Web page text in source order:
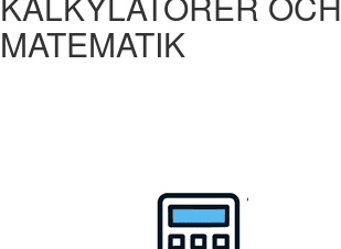
MATEMATIK